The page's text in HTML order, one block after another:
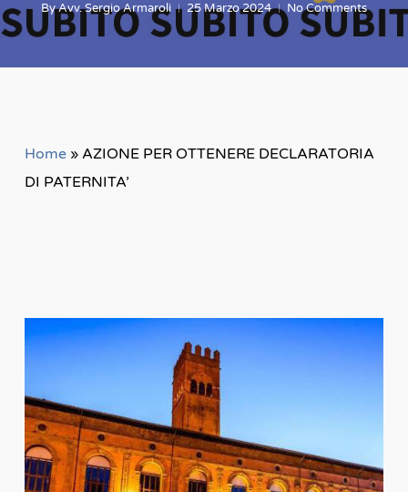
ByAvv. Sergio Armaroli 25 Marzo 2024 No Comments
Home» AZIONE PER OTTENERE DECLARATORIA
DI PATERNITA’